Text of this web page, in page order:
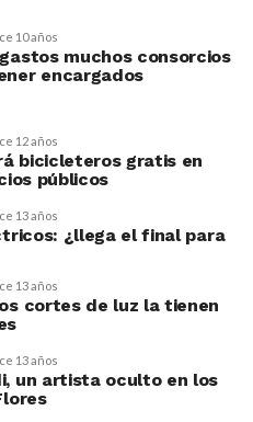
10 años
muchos consorcios
encargados
12 años
bicicleteros gratis en
públicos
13 años
¿llega el final para
13 años
cortes de luz la tienen
13 años
un artista oculto en los